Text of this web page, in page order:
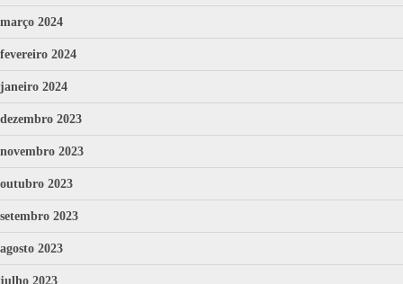
março 2024
fevereiro 2024
janeiro 2024
dezembro 2023
novembro 2023
outubro 2023
setembro 2023
agosto 2023
julho 2023